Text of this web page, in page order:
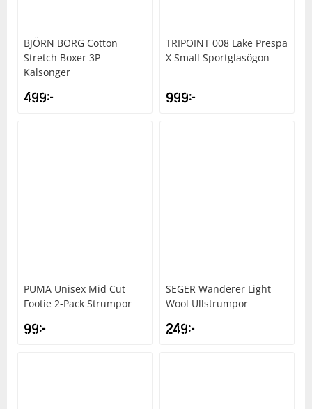
BJÖRN BORG Cotton
Stretch Boxer 3P
Kalsonger
499kr
TRIPOINT 008 Lake Prespa
X Small Sportglasögon
999kr
PUMA Unisex Mid Cut
Footie 2-Pack Strumpor
99kr
SEGER Wanderer Light
Wool Ullstrumpor
249kr